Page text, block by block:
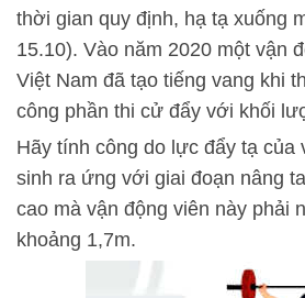
thời gian quy định, hạ tạ xuống
15.10). Vào năm 2020 một vận
Việt Nam đã tạo tiếng vang khi
công phần thi cử đẩy với khối
Hãy tính công do lực đẩy tạ của
sinh ra ứng với giai đoạn nâng
cao mà vận động viên này phải
khoảng 1,7m.